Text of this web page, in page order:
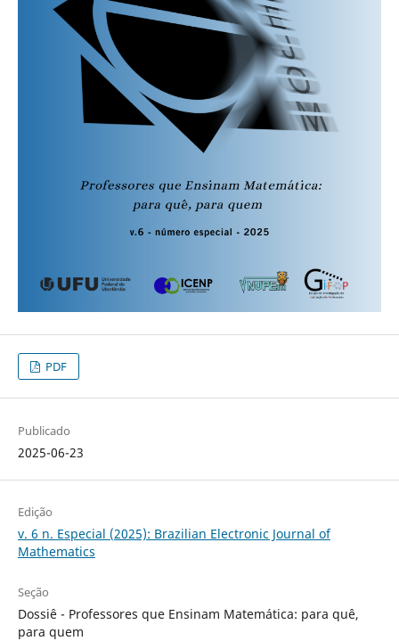
PDF
Publicado
2025-06-23
Edição
v. 6 n. Especial (2025): Brazilian Electronic Journal of
Mathematics
Seção
Dossiê - Professores que Ensinam Matemática: para quê,
para quem